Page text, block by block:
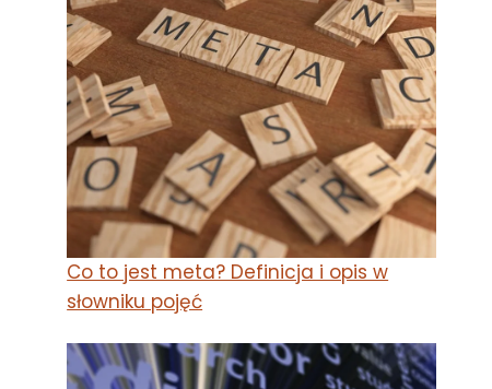
Co to jest meta? Definicja i opis w
słowniku pojęć